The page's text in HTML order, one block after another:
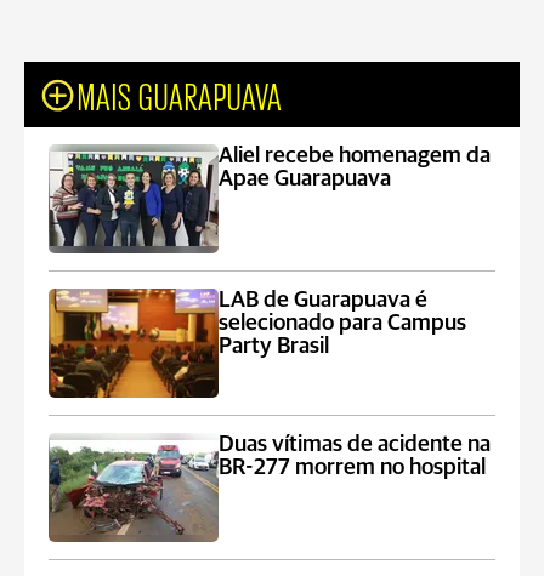
MAIS GUARAPUAVA
Aliel recebe homenagem da
Apae Guarapuava
LAB de Guarapuava é
selecionado para Campus
Party Brasil
Duas vítimas de acidente na
BR-277 morrem no hospital